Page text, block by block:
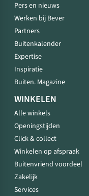
Pers en nieuws
Werken bij Bever
Partners
Buitenkalender
Expertise
Inspiratie
Buiten. Magazine
WINKELEN
Alle winkels
Openingstijden
Click & collect
Winkelen op afspraak
Buitenvriend voordeel
Zakelijk
Services